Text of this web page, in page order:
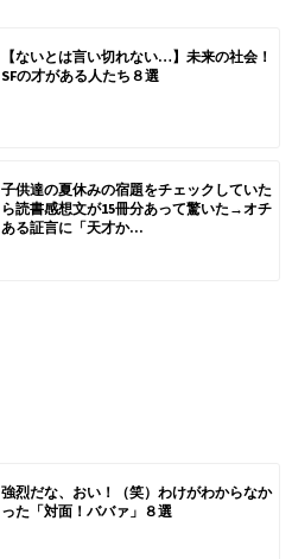
【ないとは言い切れない…】未来の社会！
SFの才がある人たち８選
子供達の夏休みの宿題をチェックしていた
ら読書感想文が15冊分あって驚いた→オチ
ある証言に「天才か...
強烈だな、おい！（笑）わけがわからなか
った「対面！ババァ」８選